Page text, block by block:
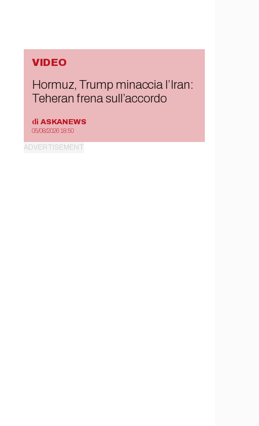
VIDEO
Hormuz, Trump minaccia l’Iran:
Teheran frena sull’accordo
di ASKANEWS
05/08/2026 18:50